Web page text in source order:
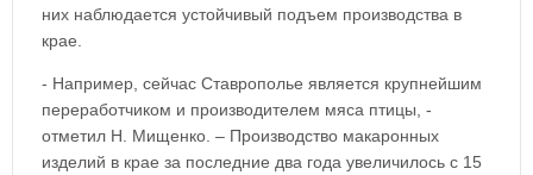
них наблюдается устойчивый подъем производства в
крае.
- Например, сейчас Ставрополье является крупнейшим
переработчиком и производителем мяса птицы, -
отметил Н. Мищенко. – Производство макаронных
изделий в крае за последние два года увеличилось с 15